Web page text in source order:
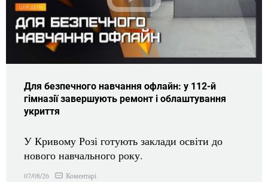
Для безпечного навчання офлайн: у 112-й
гімназії завершують ремонт і облаштування
укриття
У Кривому Розі готують заклади освіти до
нового навчального року.
07/08/26 Коментарі